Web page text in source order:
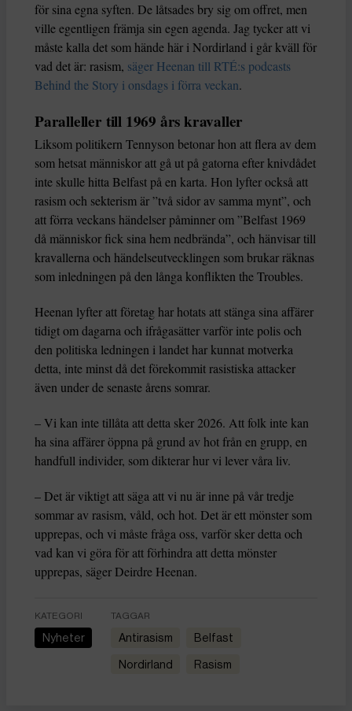
för sina egna syften. De låtsades bry sig om offret, men
ville egentligen främja sin egen agenda. Jag tycker att vi
måste kalla det som hände här i Nordirland i går kväll för
vad det är: rasism, säger Heenan till RTÉ:s podcasts
Behind the Story i onsdags i förra veckan.
Paralleller till 1969 års kravaller
Liksom politikern Tennyson betonar hon att flera av dem
som hetsat människor att gå ut på gatorna efter knivdådet
inte skulle hitta Belfast på en karta. Hon lyfter också att
rasism och sekterism är ”två sidor av samma mynt”, och
att förra veckans händelser påminner om ”Belfast 1969
då människor fick sina hem nedbrända”, och hänvisar till
kravallerna och händelseutvecklingen som brukar räknas
som inledningen på den långa konflikten the Troubles.
Heenan lyfter att företag har hotats att stänga sina affärer
tidigt om dagarna och ifrågasätter varför inte polis och
den politiska ledningen i landet har kunnat motverka
detta, inte minst då det förekommit rasistiska attacker
även under de senaste årens somrar.
– Vi kan inte tillåta att detta sker 2026. Att folk inte kan
ha sina affärer öppna på grund av hot från en grupp, en
handfull individer, som dikterar hur vi lever våra liv.
– Det är viktigt att säga att vi nu är inne på vår tredje
sommar av rasism, våld, och hot. Det är ett mönster som
upprepas, och vi måste fråga oss, varför sker detta och
vad kan vi göra för att förhindra att detta mönster
upprepas, säger Deirdre Heenan.
KATEGORI
Nyheter
TAGGAR
antirasism Belfast
Nordirland rasism